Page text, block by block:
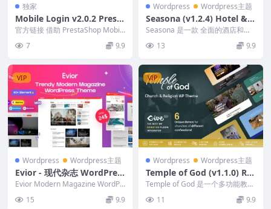
独家
Mobile Login v2.0.2 Presta
Shop Plugin
官方链接 借助 PrestaShop Mobil
e 注册和登录插件，电子商务商
店...7 9.9
Wordpress Wordpress主题
Seasona (v1.2.4) Hotel & R
esort Booking WordPress
Seasona 是一款 全面的酒店和度
假村预订 WordPress 主题 ，具
有... 13 9.9
VIP
Wordpress Wordpress主题
Evior - 现代杂志 WordPres
s 主题 2.0
Evior Modern Magazine WordPr
15 9.9
VIP
Wordpress Wordpress主题
Temple of God (v1.1.0) Rel
igion and Church WordPr
ess Theme
Temple of God 是一个多功能教堂
主题，专为各种类型和教派的教堂
创建，...
11 9.9